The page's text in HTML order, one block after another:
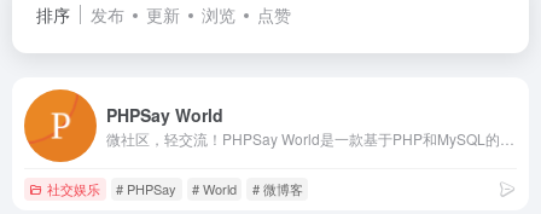
排序 发布 更新 浏览 点赞
PHPSay World
社交娱乐 # PHPSay # World # 微博客